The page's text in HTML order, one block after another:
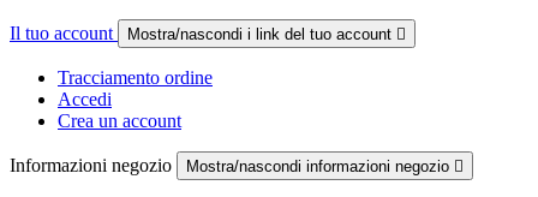
Il tuo account Mostra/nascondi i link del tuo account 
Tracciamento ordine
Accedi
Crea un account
Informazioni negozio Mostra/nascondi informazioni negozio 